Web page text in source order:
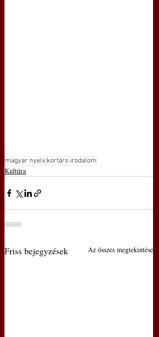
magyar nyelv kortárs irodalom
Kultúra
Friss bejegyzések Az összes megtekintése